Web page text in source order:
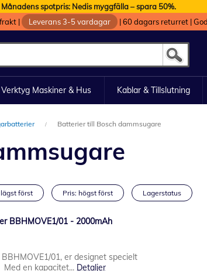
Månadens spotpris: Nedis myggfälla – spara 50%.
| Leverans 3-5 vardagar |60 dagars returret |
Verktyg Maskiner & Hus Kablar & Tillslutning
Batterier till Bosch dammsugare
lägst först Pris: högst först Lagerstatus
BBHMOVE1/01 - 2000mAh
01, er designet specielt
en kapacitet... Detaljer